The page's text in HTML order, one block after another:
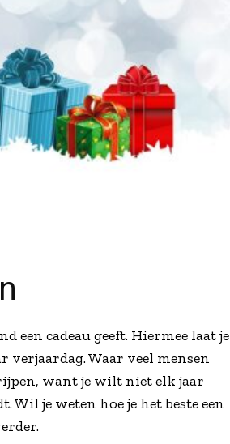
cadeau geeft. Hiermee laat je
verjaardag. Waar veel mensen
want je wilt niet elk jaar
Wil je weten hoe je het beste een